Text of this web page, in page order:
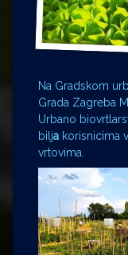
Na Gradskom
Grada Zagreba
Urbano
bilja korisnicima
vrtovima.